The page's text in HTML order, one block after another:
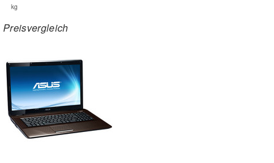
kg
Preisvergleich